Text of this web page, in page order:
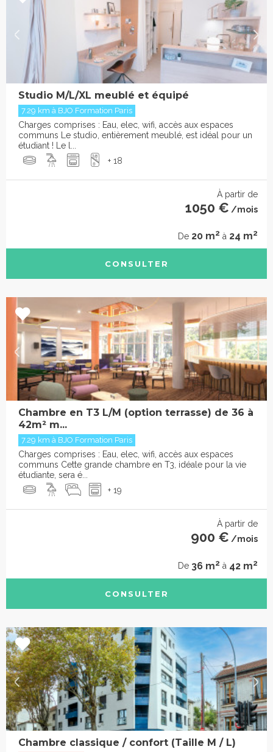
Studio M/L/XL meublé et équipé
7.29 km à BJO Formation Paris
Charges comprises : Eau, elec, wifi, accès aux espaces
communs Le studio, entièrement meublé, est idéal pour un
étudiant ! Le l...
+ 18
À partir de
1050 € /mois
De 20 m2 à 24 m2
CONSULTER
Chambre en T3 L/M (option terrasse) de 36 à
42m² m...
7.29 km à BJO Formation Paris
Charges comprises : Eau, elec, wifi, accès aux espaces
communs Cette grande chambre en T3, idéale pour la vie
étudiante, sera é...
+ 19
À partir de
900 € /mois
De 36 m2 à 42 m2
CONSULTER
Chambre classique / confort (Taille M / L)